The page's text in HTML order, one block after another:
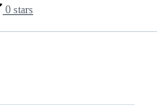
0 stars